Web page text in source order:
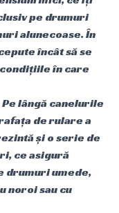
pe drumuri
alunecoase. În
încât să se
în care
Pe lângă canelurile
de rulare a
și o serie de
ce asigură
drumuri umede,
noroi sau cu